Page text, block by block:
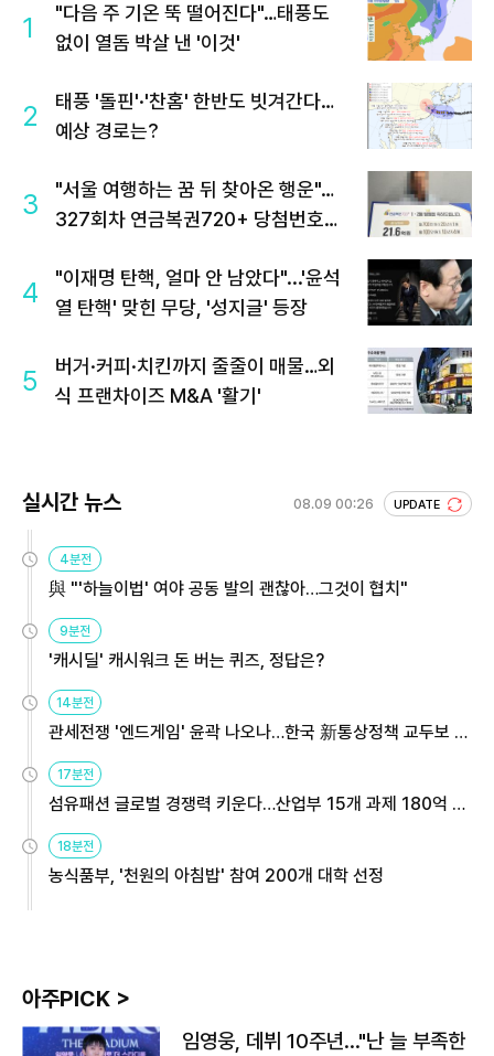
1
"다음 주 기온 뚝 떨어진다"…태풍도
없이 열돔 박살 낸 '이것'
2
태풍 '돌핀'·'찬홈' 한반도 빗겨간다…
예상 경로는?
3
"서울 여행하는 꿈 뒤 찾아온 행운"…
327회차 연금복권720+ 당첨번호조
4
"이재명 탄핵, 얼마 안 남았다"...'윤석
열 탄핵' 맞힌 무당, '성지글' 등장
5
버거·커피·치킨까지 줄줄이 매물…외
식 프랜차이즈 M&A '활기'
실시간 뉴스 08.09 00:26 UPDATE
4분전
與 "'하늘이법' 여야 공동 발의 괜찮아…그것이 협치"
9분전
'캐시딜' 캐시워크 돈 버는 퀴즈, 정답은?
14분전
관세전쟁 '엔드게임' 윤곽 나오나…한국 新통상정책 교두보 활
용해야
17분전
섬유패션 글로벌 경쟁력 키운다…산업부 15개 과제 180억 지
원
18분전
농식품부, '천원의 아침밥' 참여 200개 대학 선정
아주PICK >
임영웅, 데뷔 10주년…"난 늘 부족한